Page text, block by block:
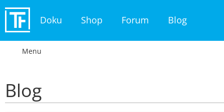
Doku Shop Forum Blog
Menu
Blog